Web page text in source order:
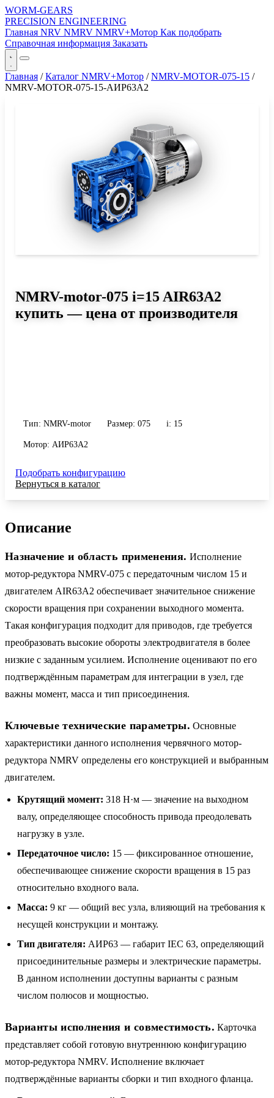
WORM-GEARS
PRECISION ENGINEERING
Главная NRV NMRV NMRV+Мотор Как подобрать
Справочная информация Заказать
Главная / Каталог NMRV+Мотор / NMRV-MOTOR-075-15 /
NMRV-MOTOR-075-15-АИР63A2
NMRV-motor-075 i=15 AIR63A2
купить — цена от производителя
Тип: NMRV-motor Размер: 075 i: 15
Мотор: АИР63A2
Подобрать конфигурацию
Вернуться в каталог
Описание
Назначение и область применения. Исполнение
мотор-редуктора NMRV-075 с передаточным числом 15 и
двигателем AIR63A2 обеспечивает значительное снижение
скорости вращения при сохранении выходного момента.
Такая конфигурация подходит для приводов, где требуется
преобразовать высокие обороты электродвигателя в более
низкие с заданным усилием. Исполнение оценивают по его
подтверждённым параметрам для интеграции в узел, где
важны момент, масса и тип присоединения.
Ключевые технические параметры. Основные
характеристики данного исполнения червячного мотор-
редуктора NMRV определены его конструкцией и выбранным
двигателем.
Крутящий момент: 318 Н·м — значение на выходном
валу, определяющее способность привода преодолевать
нагрузку в узле.
Передаточное число: 15 — фиксированное отношение,
обеспечивающее снижение скорости вращения в 15 раз
относительно входного вала.
Масса: 9 кг — общий вес узла, влияющий на требования к
несущей конструкции и монтажу.
Тип двигателя: АИР63 — габарит IEC 63, определяющий
присоединительные размеры и электрические параметры.
В данном исполнении доступны варианты с разным
числом полюсов и мощностью.
Варианты исполнения и совместимость. Карточка
представляет собой готовую внутреннюю конфигурацию
мотор-редуктора NMRV. Исполнение включает
подтверждённые варианты сборки и тип входного фланца.